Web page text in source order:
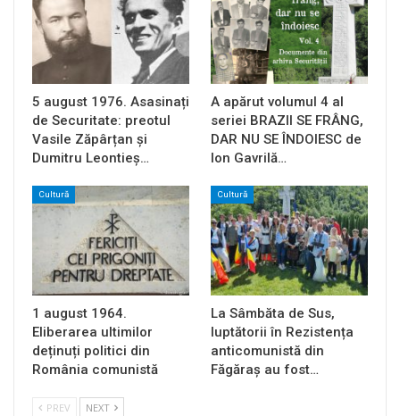
5 august 1976. Asasinați
de Securitate: preotul
Vasile Zăpârțan și
Dumitru Leontieș…
A apărut volumul 4 al
seriei BRAZII SE FRÂNG,
DAR NU SE ÎNDOIESC de
Ion Gavrilă…
Cultură
1 august 1964.
Eliberarea ultimilor
deținuți politici din
România comunistă
Cultură
La Sâmbăta de Sus,
luptătorii în Rezistența
anticomunistă din
Făgăraș au fost…
PREV NEXT